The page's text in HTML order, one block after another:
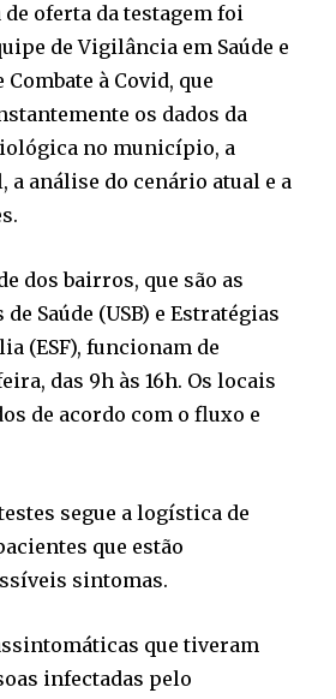
oferta da testagem foi
de Vigilância em Saúde e
à Covid, que
os dados da
no município, a
a análise do cenário atual e a
dos bairros, que são as
Saúde (USB) e Estratégias
(ESF), funcionam de
das 9h às 16h. Os locais
de acordo com o fluxo e
segue a logística de
que estão
sintomas.
que tiveram
infectadas pelo